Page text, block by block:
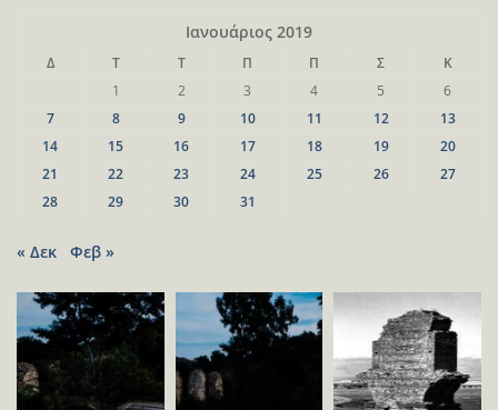
Ιανουάριος 2019
Δ Τ Τ Π Π Σ
Κ
1
2 3 4 5
6
7
8 9 10 11 12
13
14
15 16 17 18 19
20
21
22 23 24 25 26
27
28
29 30 31
« Δεκ Φεβ »